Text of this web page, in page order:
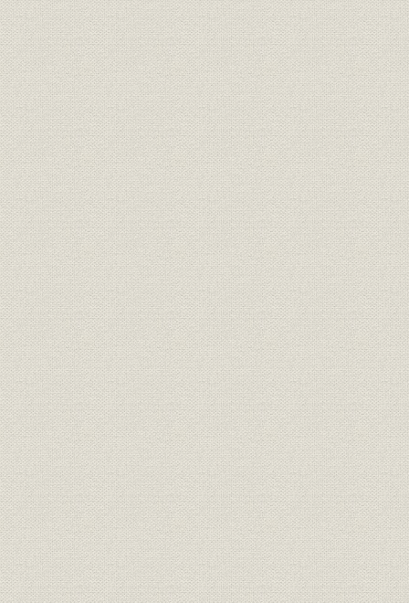
製品
新築時の住友ビルディング内住
友銀行本店営業部
製品;催し
大阪築港第1号繋船桟橋基礎沈
石式
施設;設備 大阪北港付近地図 昭和14年
製品
新築当時の住友銀行東京支店(後
の日本橋支店)
施設
住友家持仏堂「芳泉堂」(住友家
鹿ヶ谷別邸有芳園内)
製品 聖心女子大学全館鳥瞰図 昭和24年
事業所
創立当時の日建設計工務(株)社
屋
[昭和19年
規則 臨時建築部規定 明治33年
製品;社会貢献
住友総本店仮建物を移築後の関
西大学本館
昭和2年
製品 長堀川に架けられていた心斎橋
従業員 臨時建築部廃止時の記念写真 [明治44年
経営者
住友家第十五代家長・住友吉左
衛門友純、住友家第十六代家
長・住友吉左衛門友成
設備;名誉 皇太子殿下お手植えの松 [大正8年
施設 住友家須磨別邸上棟式 明治34年